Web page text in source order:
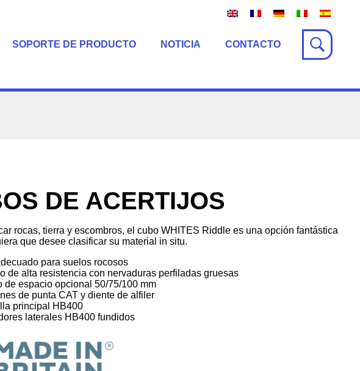
SOPORTE DE PRODUCTO NOTICIA CONTACTO
DE ACERTIJOS
rocas, tierra y escombros, el cubo WHITES Riddle es una opción fantástica
que desee clasificar su material in situ.
para suelos rocosos
de alta resistencia con nervaduras perfiladas gruesas
de espacio opcional 50/75/100 mm
de punta CAT y diente de alfiler
principal HB400
laterales HB400 fundidos